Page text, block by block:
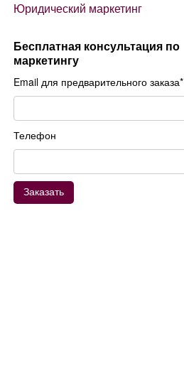
Юридический маркетинг
Бесплатная консультация по
маркетингу
Email для предварительного заказа*
Телефон